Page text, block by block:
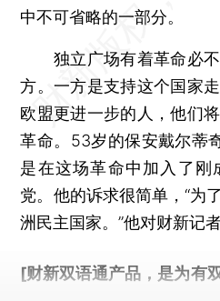
中不可省略的一部分。
独立广场有着革命必不
方。一方是支持这个国家
欧盟更进一步的人，他们
革命。53岁的保安戴尔蒂
是在这场革命中加入了刚
党。他的诉求很简单，“为
洲民主国家。”他对财新记者
[财新双语通产品，是为有